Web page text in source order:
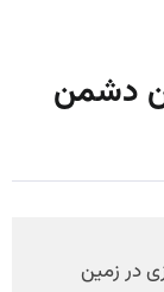
دشمن
در زمین